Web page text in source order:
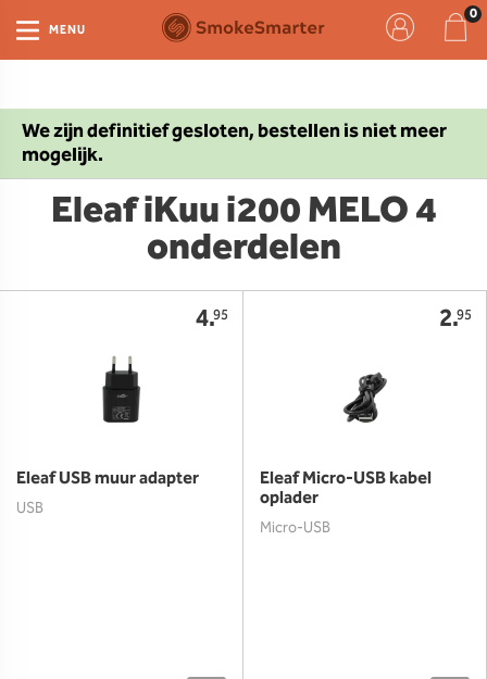
We zijn definitief gesloten, bestellen is niet meer
mogelijk.
MENU
Eleaf iKuu i200 MELO 4
onderdelen
4.95
Eleaf USB muur adapter
USB
2.95
Eleaf Micro-USB kabel
oplader
Micro-USB